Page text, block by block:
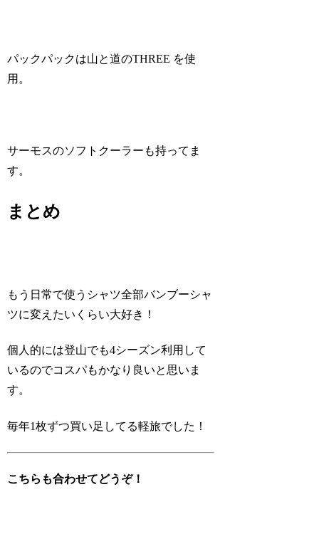
パックパックは山と道のTHREE を使
用。
サーモスのソフトクーラーも持ってま
す。
まとめ
もう日常で使うシャツ全部バンブーシャ
ツに変えたいくらい大好き！
個人的には登山でも4シーズン利用して
いるのでコスパもかなり良いと思いま
す。
毎年1枚ずつ買い足してる軽旅でした！
こちらも合わせてどうぞ！